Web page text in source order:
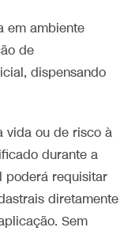
em ambiente
de
dispensando
vida ou de risco à
durante a
poderá requisitar
diretamente
Sem